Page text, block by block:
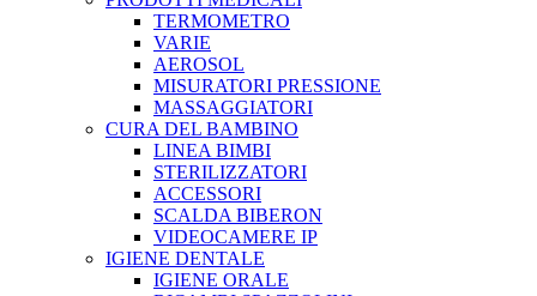
TERMOMETRO
VARIE
AEROSOL
MISURATORI PRESSIONE
MASSAGGIATORI
CURA DEL BAMBINO
LINEA BIMBI
STERILIZZATORI
ACCESSORI
SCALDA BIBERON
VIDEOCAMERE IP
IGIENE DENTALE
IGIENE ORALE